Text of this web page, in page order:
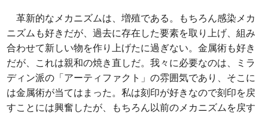
革新的なメカニズムは、増殖である。もちろん感染メカ
ニズムも好きだが、過去に存在した要素を取り上げ、組み
合わせて新しい物を作り上げたに過ぎない。金属術も好き
だが、これは親和の焼き直しだ。我々に必要なのは、ミラ
ディン派の「アーティファクト」の雰囲気であり、そこに
は金属術が当てはまった。私は刻印が好きなので刻印を戻
すことには興奮したが、もちろん以前のメカニズムを戻す